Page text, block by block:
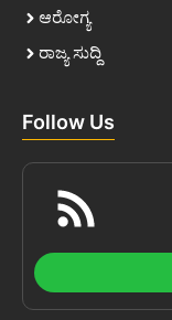
ಆರೋಗ್ಯ
ರಾಜ್ಯ ಸುದ್ದಿ
Follow Us